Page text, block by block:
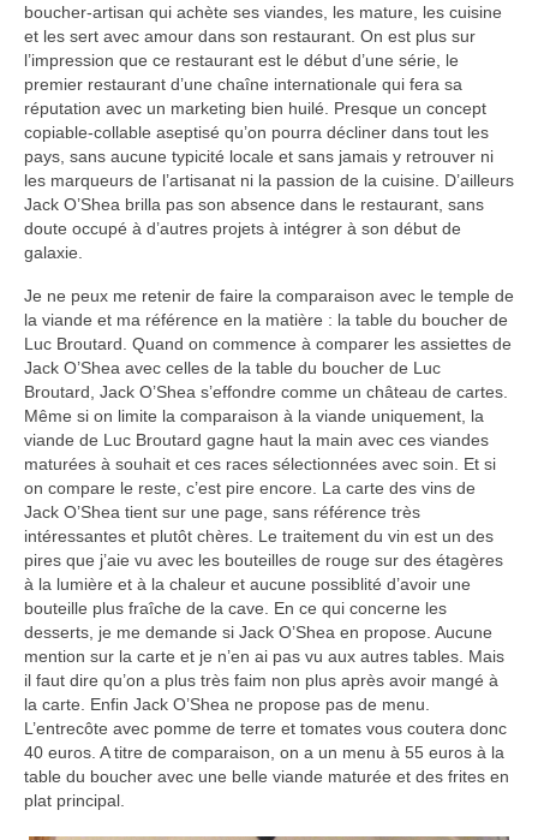
boucher-artisan qui achète ses viandes, les mature, les cuisine
et les sert avec amour dans son restaurant. On est plus sur
l’impression que ce restaurant est le début d’une série, le
premier restaurant d’une chaîne internationale qui fera sa
réputation avec un marketing bien huilé. Presque un concept
copiable-collable aseptisé qu’on pourra décliner dans tout les
pays, sans aucune typicité locale et sans jamais y retrouver ni
les marqueurs de l’artisanat ni la passion de la cuisine. D’ailleurs
Jack O’Shea brilla pas son absence dans le restaurant, sans
doute occupé à d’autres projets à intégrer à son début de
galaxie.
Je ne peux me retenir de faire la comparaison avec le temple de
la viande et ma référence en la matière : la table du boucher de
Luc Broutard. Quand on commence à comparer les assiettes de
Jack O’Shea avec celles de la table du boucher de Luc
Broutard, Jack O’Shea s’effondre comme un château de cartes.
Même si on limite la comparaison à la viande uniquement, la
viande de Luc Broutard gagne haut la main avec ces viandes
maturées à souhait et ces races sélectionnées avec soin. Et si
on compare le reste, c’est pire encore. La carte des vins de
Jack O’Shea tient sur une page, sans référence très
intéressantes et plutôt chères. Le traitement du vin est un des
pires que j’aie vu avec les bouteilles de rouge sur des étagères
à la lumière et à la chaleur et aucune possiblité d’avoir une
bouteille plus fraîche de la cave. En ce qui concerne les
desserts, je me demande si Jack O’Shea en propose. Aucune
mention sur la carte et je n’en ai pas vu aux autres tables. Mais
il faut dire qu’on a plus très faim non plus après avoir mangé à
la carte. Enfin Jack O’Shea ne propose pas de menu.
L’entrecôte avec pomme de terre et tomates vous coutera donc
40 euros. A titre de comparaison, on a un menu à 55 euros à la
table du boucher avec une belle viande maturée et des frites en
plat principal.